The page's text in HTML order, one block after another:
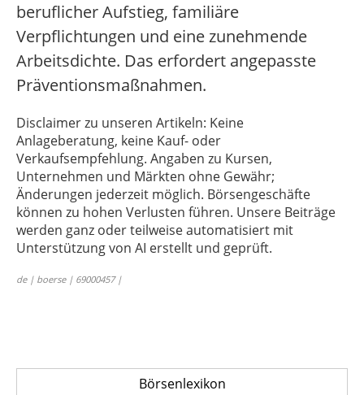
beruflicher Aufstieg, familiäre
Verpflichtungen und eine zunehmende
Arbeitsdichte. Das erfordert angepasste
Präventionsmaßnahmen.
Disclaimer zu unseren Artikeln: Keine
Anlageberatung, keine Kauf- oder
Verkaufsempfehlung. Angaben zu Kursen,
Unternehmen und Märkten ohne Gewähr;
Änderungen jederzeit möglich. Börsengeschäfte
können zu hohen Verlusten führen. Unsere Beiträge
werden ganz oder teilweise automatisiert mit
Unterstützung von AI erstellt und geprüft.
de | boerse | 69000457 |
Börsenlexikon